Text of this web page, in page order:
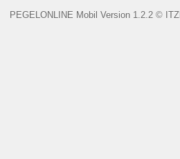
PEGELONLINE Mobil Version 1.2.2 ©